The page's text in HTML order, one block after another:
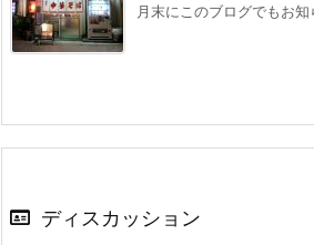
月末にこのブログでもお
ディスカッション